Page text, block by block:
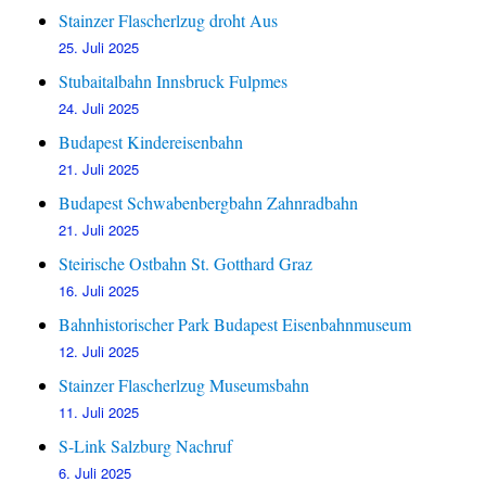
Stainzer Flascherlzug droht Aus
25. Juli 2025
Stubaitalbahn Innsbruck Fulpmes
24. Juli 2025
Budapest Kindereisenbahn
21. Juli 2025
Budapest Schwabenbergbahn Zahnradbahn
21. Juli 2025
Steirische Ostbahn St. Gotthard Graz
16. Juli 2025
Bahnhistorischer Park Budapest Eisenbahnmuseum
12. Juli 2025
Stainzer Flascherlzug Museumsbahn
11. Juli 2025
S-Link Salzburg Nachruf
6. Juli 2025